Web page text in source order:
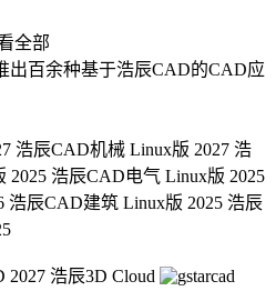
全部
出百余种基于浩辰CAD的CAD应
浩辰CAD机械 Linux版 2027 浩
2025 浩辰CAD电气 Linux版 2025
浩辰CAD建筑 Linux版 2025 浩辰
2027 浩辰3D Cloud